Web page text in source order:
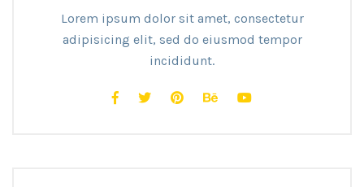
Lorem ipsum dolor sit amet, consectetur
adipisicing elit, sed do eiusmod tempor
incididunt.